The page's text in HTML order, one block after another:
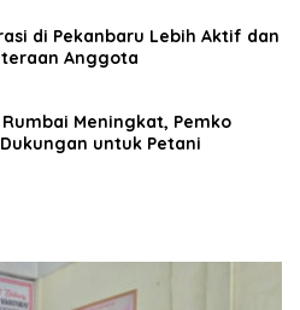
di Pekanbaru Lebih Aktif dan
Anggota
Meningkat, Pemko
untuk Petani